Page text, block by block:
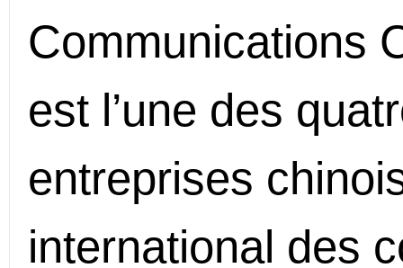
Communications
est l’une des
entreprises
international des